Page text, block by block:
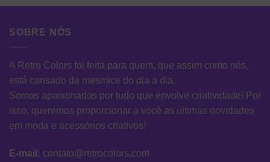
SOBRE NÓS
A Retro Colors foi feita para quem, que assim como nós,
está cansado da mesmice do dia a dia.
Somos apaixonados por tudo que envolve criatividade! Por
isso, queremos proporcionar a você as últimas novidades
em moda e acessórios criativos!
E-mail: contato@retrocolors.com